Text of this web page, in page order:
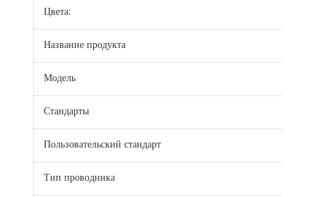
Цвета:
Название продукта
Модель
Стандарты
Пользовательский стандарт
Тип проводника